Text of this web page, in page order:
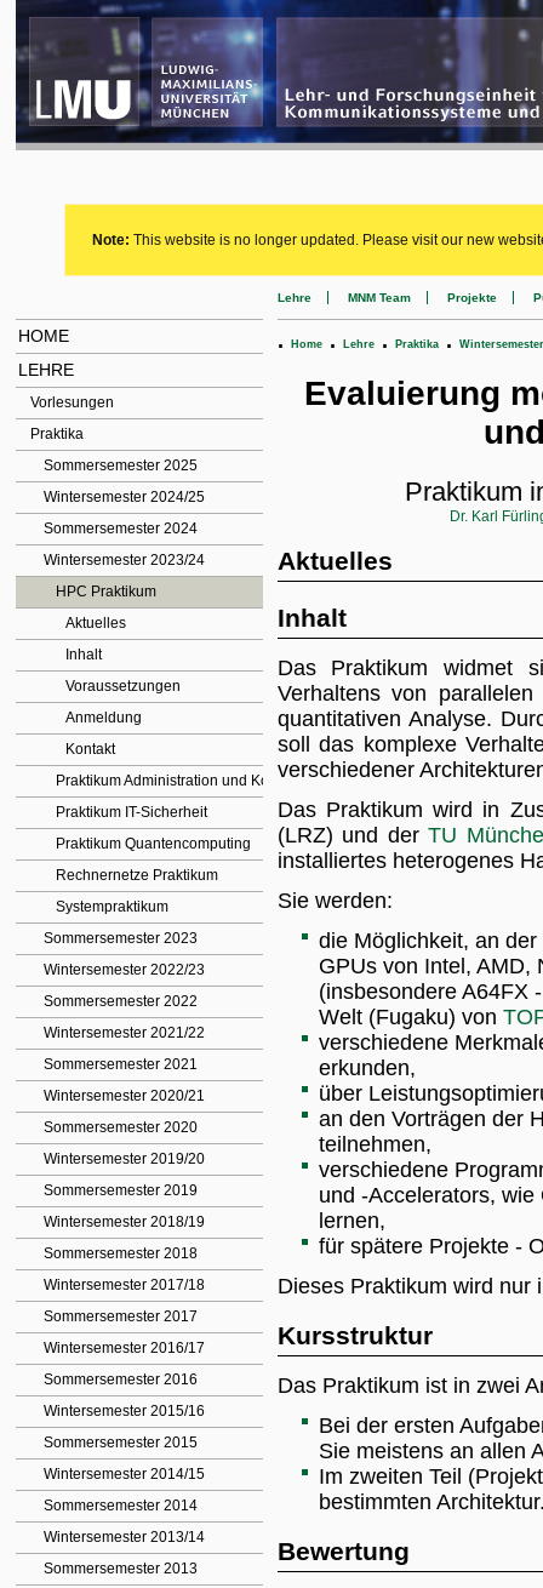
Note: This website is no longer updated. Please visit our new
HOME
LEHRE
Vorlesungen
Praktika
Sommersemester 2025
Wintersemester 2024/25
Sommersemester 2024
Wintersemester 2023/24
HPC Praktikum
Aktuelles
Inhalt
Voraussetzungen
Anmeldung
Kontakt
Praktikum Administration und Konzeption virtueller Systeme
Praktikum IT-Sicherheit
Praktikum Quantencomputing
Rechnernetze Praktikum
Systempraktikum
Sommersemester 2023
Wintersemester 2022/23
Sommersemester 2022
Wintersemester 2021/22
Sommersemester 2021
Wintersemester 2020/21
Sommersemester 2020
Wintersemester 2019/20
Sommersemester 2019
Wintersemester 2018/19
Sommersemester 2018
Wintersemester 2017/18
Sommersemester 2017
Wintersemester 2016/17
Sommersemester 2016
Wintersemester 2015/16
Sommersemester 2015
Wintersemester 2014/15
Sommersemester 2014
Wintersemester 2013/14
Sommersemester 2013
Lehre MNM Team Projekte
. Home . Lehre . Praktika .
Evaluierung
Praktikum
Dr. Karl
Aktuelles
Inhalt
Das Praktikum widmet
Verhaltens von
quantitativen Analyse.
soll das komplexe
verschiedener
Das Praktikum wird in
(LRZ) und derTU
installiertes heterogenes
Sie werden:
die Möglichkeit, an
GPUs von Intel, AMD,
(insbesondere A64FX
Welt (Fugaku) von
verschiedene
erkunden,
über
an den Vorträgen der
teilnehmen,
verschiedene
und -Accelerators,
lernen,
für spätere Projekte -
Dieses Praktikum wird nur
Kursstruktur
Das Praktikum ist in zwei
Bei der ersten
Sie meistens an allen
Im zweiten Teil
bestimmten
Bewertung